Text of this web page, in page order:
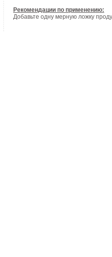
Рекомендации по применению:
Добавьте одну мерную ложку